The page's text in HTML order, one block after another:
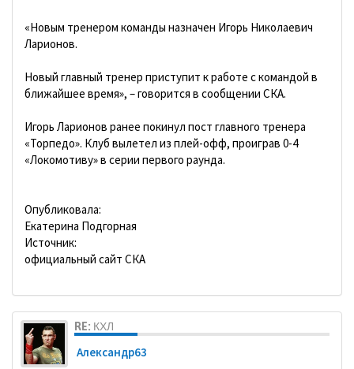
«Новым тренером команды назначен Игорь Николаевич
Ларионов.
Новый главный тренер приступит к работе с командой в
ближайшее время», – говорится в сообщении СКА.
Игорь Ларионов ранее покинул пост главного тренера
«Торпедо». Клуб вылетел из плей-офф, проиграв 0-4
«Локомотиву» в серии первого раунда.
Опубликовала:
Екатерина Подгорная
Источник:
официальный сайт СКА
RE: КХЛ
Александр63